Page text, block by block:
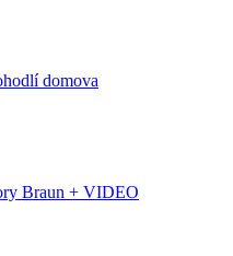
domova
Braun + VIDEO